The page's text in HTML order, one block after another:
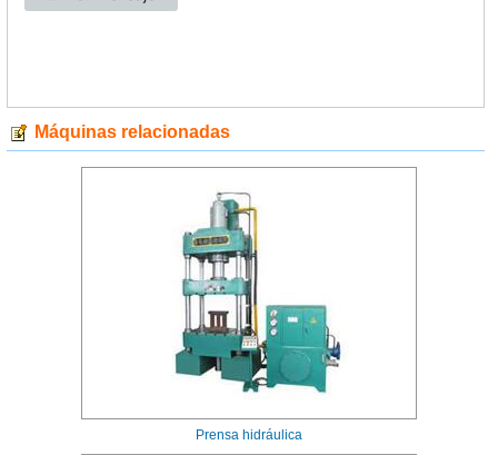
Máquinas relacionadas
Prensa hidráulica